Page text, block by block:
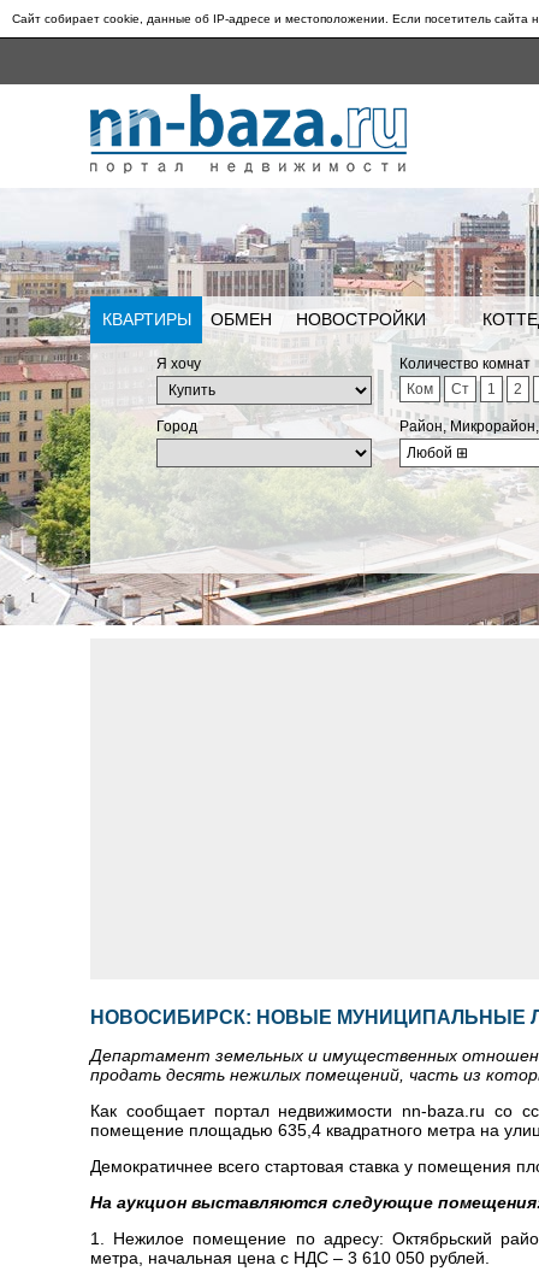
Сайт собирает cookie, данные об IP-адресе и местоположении. Если посетитель сайта
КВАРТИРЫ ОБМЕН НОВОСТРОЙКИ
Я хочу
Количество комнат
Ком
Ст 1 2
Город
Район,
Любой ⊞
НОВОСИБИРСК: НОВЫЕ МУНИЦИПАЛЬНЫЕ
Департамент земельных и имущественных
продать десять нежилых помещений, часть из
Как сообщает портал недвижимости nn-baza.ru со
помещение площадью 635,4 квадратного метра на
Демократичнее всего стартовая ставка у помещения
На аукцион выставляются следующие
1. Нежилое помещение по адресу: Октябрьский
метра, начальная цена с НДС – 3 610 050 рублей.